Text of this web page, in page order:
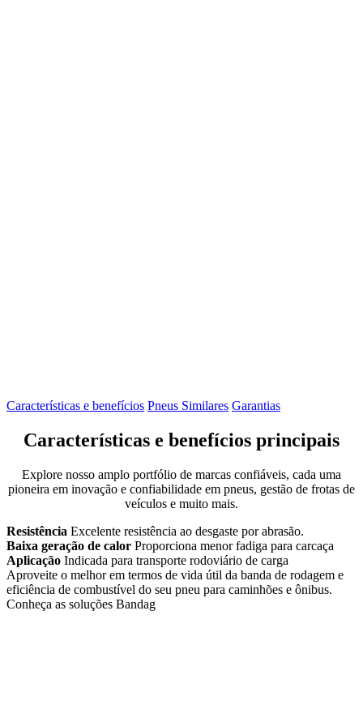
Características e benefícios Pneus Similares Garantias
Características e benefícios principais
Explore nosso amplo portfólio de marcas confiáveis, cada uma
pioneira em inovação e confiabilidade em pneus, gestão de frotas de
veículos e muito mais.
Resistência Excelente resistência ao desgaste por abrasão.
Baixa geração de calor Proporciona menor fadiga para carcaça
Aplicação Indicada para transporte rodoviário de carga
Aproveite o melhor em termos de vida útil da banda de rodagem e
eficiência de combustível do seu pneu para caminhões e ônibus.
Conheça as soluções Bandag